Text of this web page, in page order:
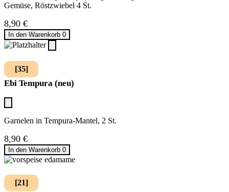
Gemüse, Röstzwiebel 4 St.
8,90 €
In den Warenkorb 0
[35]
Ebi Tempura (neu)
Garnelen in Tempura-Mantel, 2 St.
8,90 €
In den Warenkorb 0
[21]